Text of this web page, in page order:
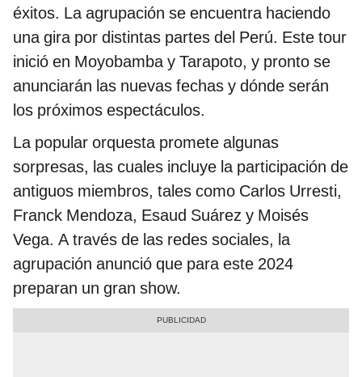
éxitos. La agrupación se encuentra haciendo
una gira por distintas partes del Perú. Este tour
inició en Moyobamba y Tarapoto, y pronto se
anunciarán las nuevas fechas y dónde serán
los próximos espectáculos.
La popular orquesta promete algunas
sorpresas, las cuales incluye la participación de
antiguos miembros, tales como Carlos Urresti,
Franck Mendoza, Esaud Suárez y Moisés
Vega. A través de las redes sociales, la
agrupación anunció que para este 2024
preparan un gran show.